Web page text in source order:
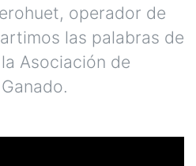
operador de
las palabras de
Asociación de